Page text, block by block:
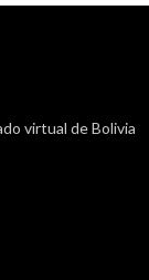
virtual de Bolivia